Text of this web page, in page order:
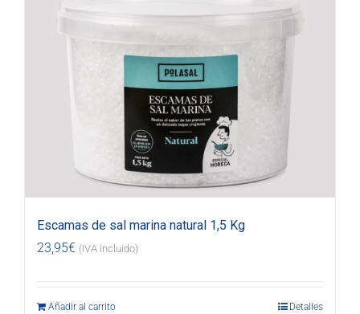
Escamas de sal marina natural 1,5 Kg
23,95€ (IVA incluido)
Añadir al carrito Detalles